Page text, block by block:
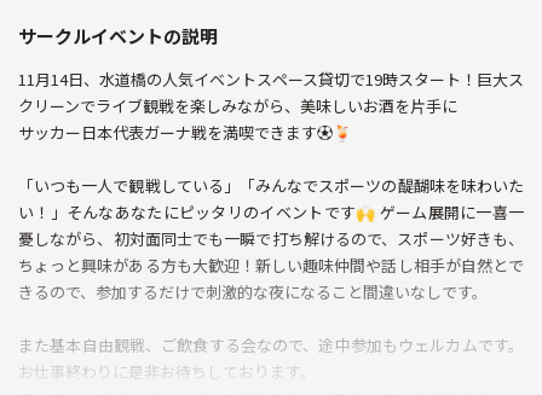
サークルイベントの説明
11月14日、水道橋の人気イベントスペース貸切で19時スタート！巨大ス
クリーンでライブ観戦を楽しみながら、美味しいお酒を片手に
サッカー日本代表ガーナ戦を満喫できます⚽🍹
「いつも一人で観戦している」「みんなでスポーツの醍醐味を味わいた
い！」そんなあなたにピッタリのイベントです🙌 ゲーム展開に一喜一
憂しながら、初対面同士でも一瞬で打ち解けるので、スポーツ好きも、
ちょっと興味がある方も大歓迎！新しい趣味仲間や話し相手が自然とで
きるので、参加するだけで刺激的な夜になること間違いなしです。
また基本自由観戦、ご飲食する会なので、途中参加もウェルカムです。
お仕事終わりに是非お待ちしております。